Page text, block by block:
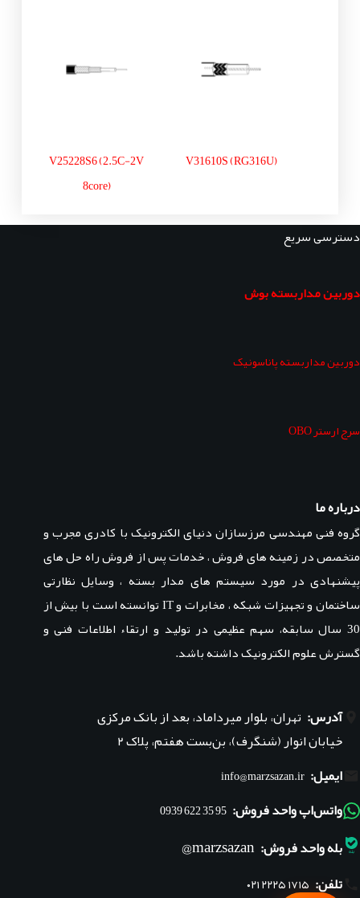
V31610S (RG316U)
V25228S6 (2.5C-2V
8core)
دسترسی سریع
دوربین مداربسته بوش
دوربین مداربسته پاناسونیک
سرج ارستر OBO
درباره ما
گروه فنی مهندسی مرزسازان دنیای الکترونیک با کادری مجرب و
متخصص در زمینه های فروش ، خدمات پس از فروش راه حل های
پیشنهادی در مورد سیستم های مدار بسته ، وسایل نظارتی
ساختمان و تجهیزات شبکه ، مخابرات و IT توانسته است با بیش از
30 سال سابقه، سهم عظیمی در تولید و ارتقاء اطلاعات فنی و
گسترش علوم الکترونیک داشته باشد.
آدرس: تهران، بلوار میرداماد، بعد از بانک مرکزی
خیابان انوار (شنگرف)، بن‌بست هفتم، پلاک ۲
ایمیل: info@marzsazan.ir
واتس‌اپ واحد فروش: 95 35 622 0939
بله واحد فروش: marzsazan@
تلفن: ۰۲۱ ۲۲۲۵ ۱۷۱۵